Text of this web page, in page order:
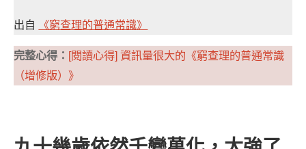
出自 《窮查理的普通常識》
完整心得： [閱讀心得] 資訊量很大的《窮查理的普通常識
（增修版）》